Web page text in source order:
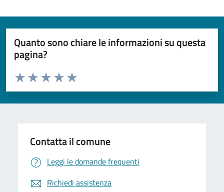
Quanto sono chiare le informazioni su questa
pagina?
Domanda
Valuta da 1 a 5 stelle la pagina
Valuta 5 stelle su 5
Valuta 4 stelle su 5
Valuta 3 stelle su 5
Valuta 2 stelle su 5
Valuta 1 stelle su 5
Contatta il comune
Leggi le domande frequenti
Richiedi assistenza